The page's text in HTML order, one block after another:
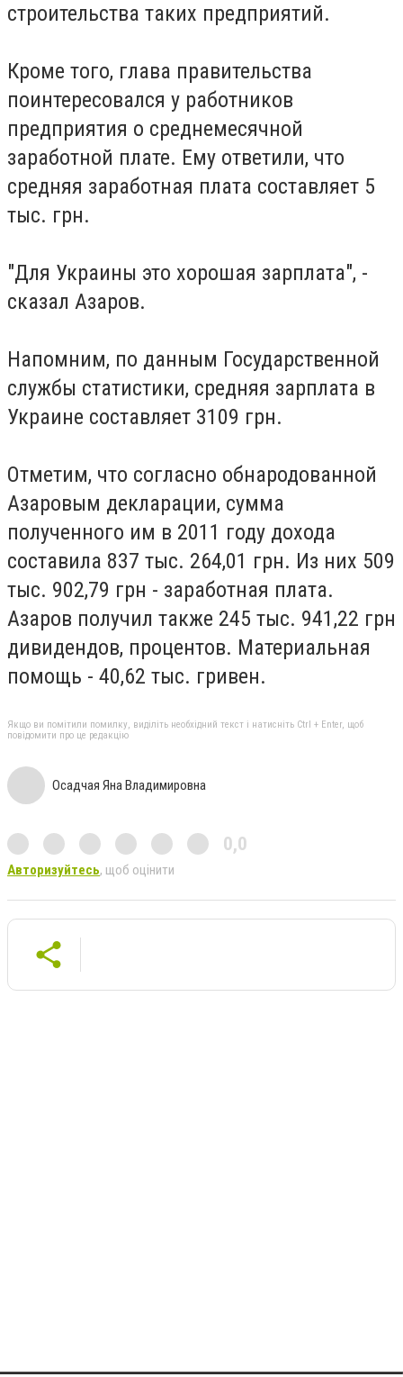
строительства таких предприятий.
Кроме того, глава правительства
поинтересовался у работников
предприятия о среднемесячной
заработной плате. Ему ответили, что
средняя заработная плата составляет 5
тыс. грн.
"Для Украины это хорошая зарплата", -
сказал Азаров.
Напомним, по данным Государственной
службы статистики, средняя зарплата в
Украине составляет 3109 грн.
Отметим, что согласно обнародованной
Азаровым декларации, сумма
полученного им в 2011 году дохода
составила 837 тыс. 264,01 грн. Из них 509
тыс. 902,79 грн - заработная плата.
Азаров получил также 245 тыс. 941,22 грн
дивидендов, процентов. Материальная
помощь - 40,62 тыс. гривен.
Якщо ви помітили помилку, виділіть необхідний текст і натисніть Ctrl + Enter, щоб
повідомити про це редакцію
Осадчая Яна Владимировна
0,0
Авторизуйтесь, щоб оцінити